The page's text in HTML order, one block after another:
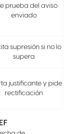
prueba del aviso
enviado
supresión si no lo
supera
justificante y pide
rectificación